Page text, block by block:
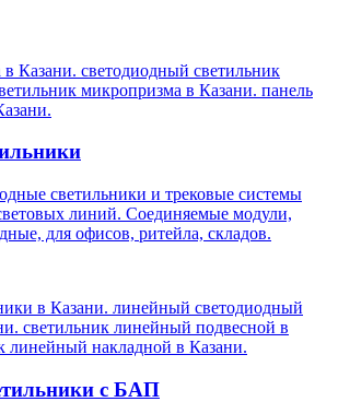
в Казани. светодиодный светильник
микропризма в Казани. панель
.
светильники и трековые системы
линий. Соединяемые модули,
для офисов, ритейла, складов.
в Казани. линейный светодиодный
светильник линейный подвесной в
линейный накладной в Казани.
с БАП